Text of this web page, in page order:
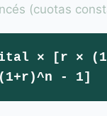
(cuotas
× [r ×
- 1]